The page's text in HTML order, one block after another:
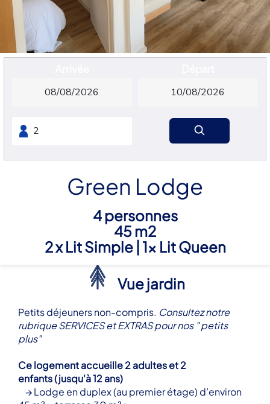
Green Lodge
4 personnes
45 m2
2 x Lit Simple| 1x Lit Queen
Vue jardin
Petits déjeuners non-compris. Consultez notre
rubrique SERVICES et EXTRAS pour nos " petits
plus"
Ce logement accueille 2 adultes et 2
enfants(jusqu'à 12 ans)
→ Lodge en duplex (au premier étage) d’environ